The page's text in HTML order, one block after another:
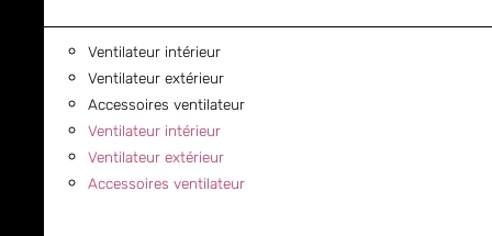
Ventilateur intérieur
Ventilateur extérieur
Accessoires ventilateur
Ventilateur intérieur
Ventilateur extérieur
Accessoires ventilateur